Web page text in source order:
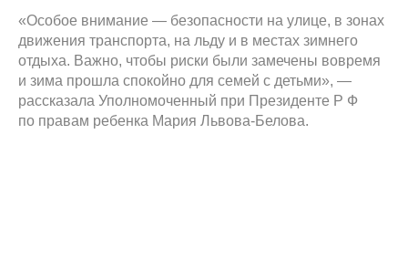
«Особое внимание — безопасности на улице, в зонах
движения транспорта, на льду и в местах зимнего
отдыха. Важно, чтобы риски были замечены вовремя
и зима прошла спокойно для семей с детьми», —
рассказала Уполномоченный при Президенте Р Ф
по правам ребенка Мария Львова-Белова.